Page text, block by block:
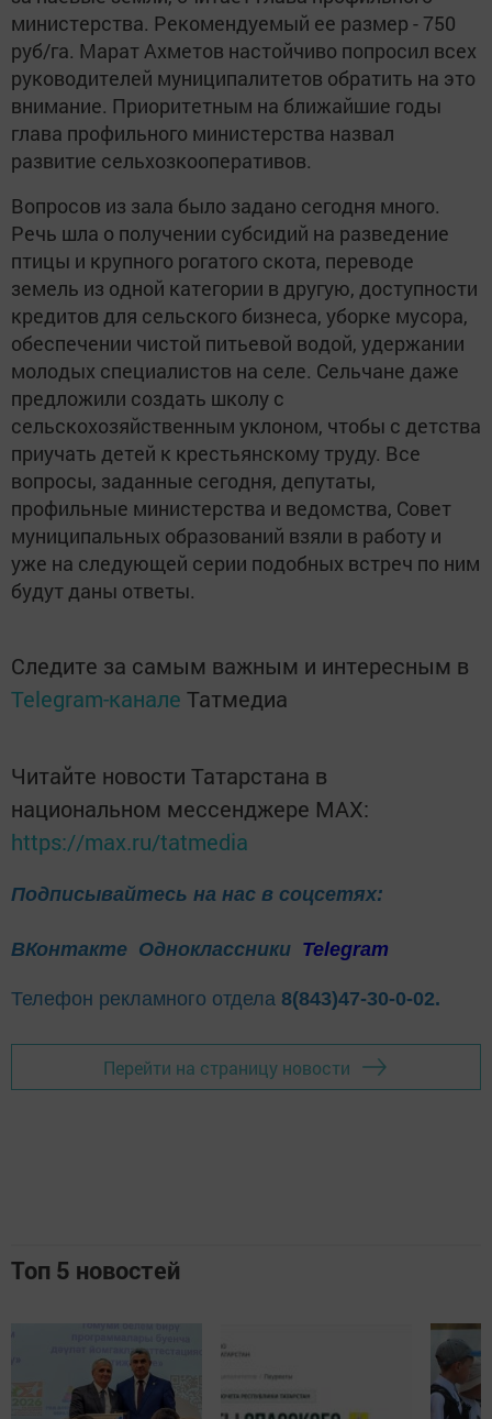
министерства. Рекомендуемый ее размер - 750
руб/га. Марат Ахметов настойчиво попросил всех
руководителей муниципалитетов обратить на это
внимание. Приоритетным на ближайшие годы
глава профильного министерства назвал
развитие сельхозкооперативов.
Вопросов из зала было задано сегодня много.
Речь шла о получении субсидий на разведение
птицы и крупного рогатого скота, переводе
земель из одной категории в другую, доступности
кредитов для сельского бизнеса, уборке мусора,
обеспечении чистой питьевой водой, удержании
молодых специалистов на селе. Сельчане даже
предложили создать школу с
сельскохозяйственным уклоном, чтобы с детства
приучать детей к крестьянскому труду. Все
вопросы, заданные сегодня, депутаты,
профильные министерства и ведомства, Совет
муниципальных образований взяли в работу и
уже на следующей серии подобных встреч по ним
будут даны ответы.
Следите за самым важным и интересным в
Telegram-канале Татмедиа
Читайте новости Татарстана в
национальном мессенджере MАХ:
https://max.ru/tatmedia
Подписывайтесь на нас в соцсетях:
ВКонтакте Одноклассники Telegram
Телефон рекламного отдела 8(843)47-30-0-02.
Перейти на страницу новости
Топ 5 новостей